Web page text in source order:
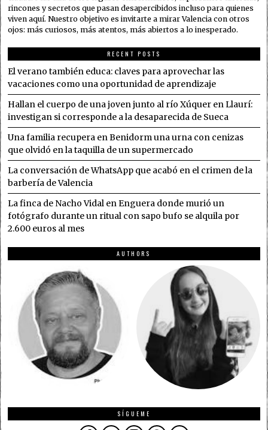
rincones y secretos que pasan desapercibidos incluso para quienes
viven aquí. Nuestro objetivo es invitarte a mirar Valencia con otros
ojos: más curiosos, más atentos, más abiertos a lo inesperado.
RECENT POSTS
El verano también educa: claves para aprovechar las
vacaciones como una oportunidad de aprendizaje
Hallan el cuerpo de una joven junto al río Xúquer en Llaurí:
investigan si corresponde a la desaparecida de Sueca
Una familia recupera en Benidorm una urna con cenizas
que olvidó en la taquilla de un supermercado
La conversación de WhatsApp que acabó en el crimen de la
barbería de Valencia
La finca de Nacho Vidal en Enguera donde murió un
fotógrafo durante un ritual con sapo bufo se alquila por
2.600 euros al mes
AUTHORS
SÍGUEME